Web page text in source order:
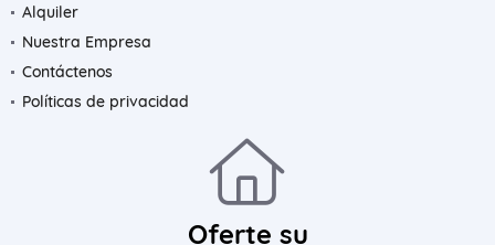
Alquiler
Nuestra Empresa
Contáctenos
Políticas de privacidad
Oferte su